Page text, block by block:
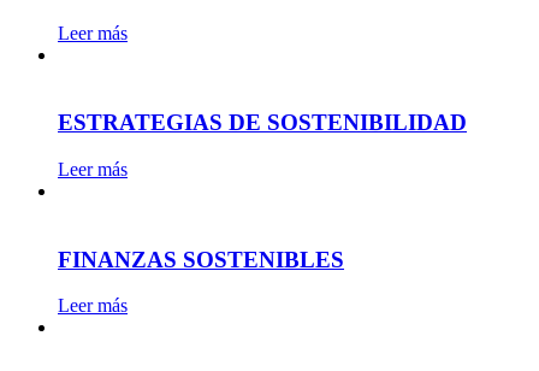
Leer más
ESTRATEGIAS DE SOSTENIBILIDAD
Leer más
FINANZAS SOSTENIBLES
Leer más